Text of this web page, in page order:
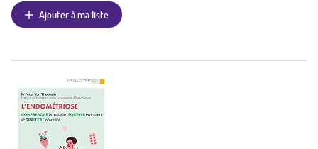
Ajouter à ma liste